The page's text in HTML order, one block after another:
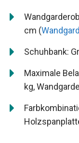
cm (
Schuhbank:
Maximale
kg,